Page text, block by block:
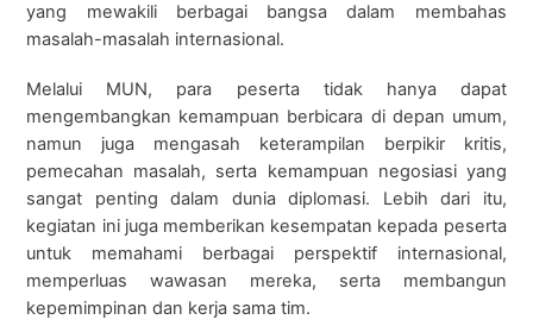
yang mewakili berbagai bangsa dalam membahas
masalah-masalah internasional.
Melalui MUN, para peserta tidak hanya dapat
mengembangkan kemampuan berbicara di depan umum,
namun juga mengasah keterampilan berpikir kritis,
pemecahan masalah, serta kemampuan negosiasi yang
sangat penting dalam dunia diplomasi. Lebih dari itu,
kegiatan ini juga memberikan kesempatan kepada peserta
untuk memahami berbagai perspektif internasional,
memperluas wawasan mereka, serta membangun
kepemimpinan dan kerja sama tim.